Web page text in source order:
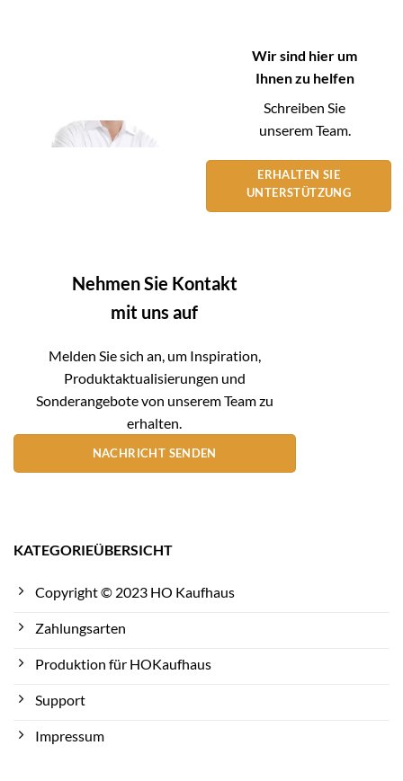
Wir sind hier um
Ihnen zu helfen
Schreiben Sie
unserem Team.
ERHALTEN SIE
UNTERSTÜTZUNG
Nehmen Sie Kontakt
mit uns auf
Melden Sie sich an, um Inspiration,
Produktaktualisierungen und
Sonderangebote von unserem Team zu
erhalten.
NACHRICHT SENDEN
KATEGORIEÜBERSICHT
Copyright © 2023 HO Kaufhaus
Zahlungsarten
Produktion für HOKaufhaus
Support
Impressum